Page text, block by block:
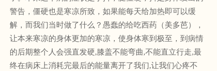
警告，僵硬也是寒凉所致，如果能每天给加热即可以缓
解，而我们当时做了什么？愚蠢的给吃西药（美多芭），
让本来寒凉的身体更加的寒凉，使身体寒到极至，到病情
的后期整个人会强直发硬,膝盖不能弯曲,不能直立行走,最
终在病床上消耗完最后的能量离开了我们,让我们心疼不